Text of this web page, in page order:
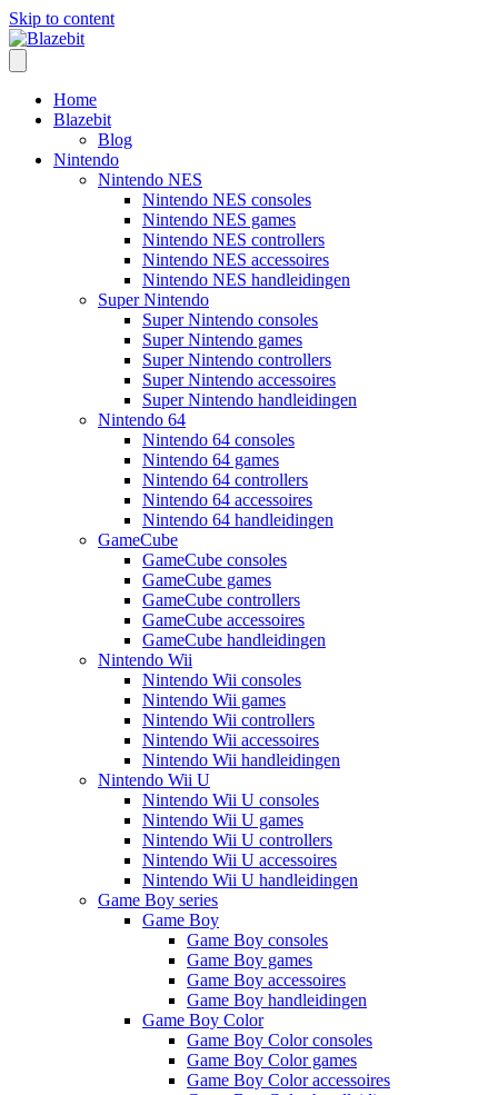
Skip to content
Home
Blazebit
Blog
Nintendo
Nintendo NES
Nintendo NES consoles
Nintendo NES games
Nintendo NES controllers
Nintendo NES accessoires
Nintendo NES handleidingen
Super Nintendo
Super Nintendo consoles
Super Nintendo games
Super Nintendo controllers
Super Nintendo accessoires
Super Nintendo handleidingen
Nintendo 64
Nintendo 64 consoles
Nintendo 64 games
Nintendo 64 controllers
Nintendo 64 accessoires
Nintendo 64 handleidingen
GameCube
GameCube consoles
GameCube games
GameCube controllers
GameCube accessoires
GameCube handleidingen
Nintendo Wii
Nintendo Wii consoles
Nintendo Wii games
Nintendo Wii controllers
Nintendo Wii accessoires
Nintendo Wii handleidingen
Nintendo Wii U
Nintendo Wii U consoles
Nintendo Wii U games
Nintendo Wii U controllers
Nintendo Wii U accessoires
Nintendo Wii U handleidingen
Game Boy series
Game Boy
Game Boy consoles
Game Boy games
Game Boy accessoires
Game Boy handleidingen
Game Boy Color
Game Boy Color consoles
Game Boy Color games
Game Boy Color accessoires